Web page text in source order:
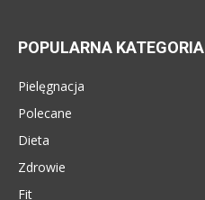
POPULARNA KATEGORIA
Pielęgnacja
Polecane
Dieta
Zdrowie
Fit